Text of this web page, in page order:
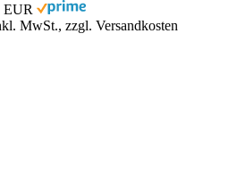
EUR
MwSt., zzgl. Versandkosten